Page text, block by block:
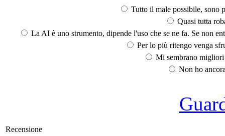
Tutto il male possibile, sono
Quasi tutta
La AI è uno strumento, dipende l'uso che se ne fa. Se non
Per lo più ritengo venga
Mi sembrano
Non ho
Recensione